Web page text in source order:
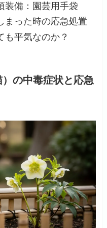
装備：園芸用手袋
まった時の応急処置
も平気なのか？
の中毒症状と応急